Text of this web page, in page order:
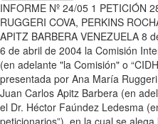
INFORME Nº 24/05 1 PETICIÓN
RUGGERI COVA, PERKINS
APITZ BARBERA VENEZUELA 8
6 de abril de 2004 la Comisión
(en adelante "la Comisión" o
presentada por Ana María
Juan Carlos Apitz Barbera (en
el Dr. Héctor Faúndez Ledesma
peticionarios”), en la cual se